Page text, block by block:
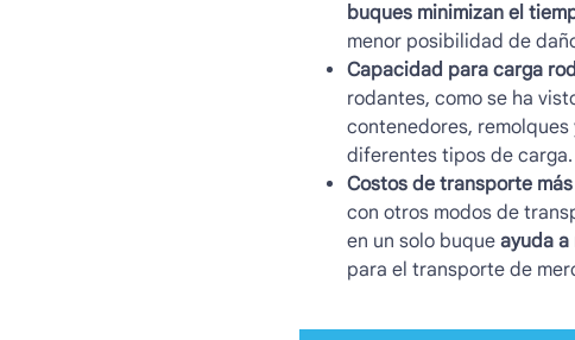
buques minimizan el
menor posibilidad de
Capacidad para carga
rodantes, como se ha
contenedores,
diferentes tipos de carga.
Costos de transporte
con otros modos de
en un solo buque ayuda
para el transporte de